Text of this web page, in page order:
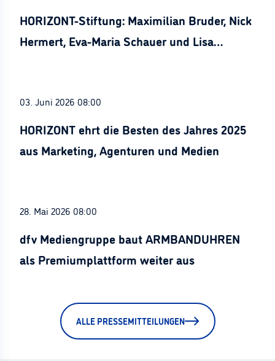
HORIZONT-Stiftung: Maximilian Bruder, Nick
Hermert, Eva-Maria Schauer und Lisa
03. Juni 2026 08:00
HORIZONT ehrt die Besten des Jahres 2025
aus Marketing, Agenturen und Medien
28. Mai 2026 08:00
dfv Mediengruppe baut ARMBANDUHREN
als Premiumplattform weiter aus
ALLE PRESSEMITTEILUNGEN